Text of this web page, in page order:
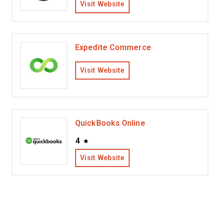
Visit Website
Expedite Commerce
Visit Website
QuickBooks Online
4
Visit Website